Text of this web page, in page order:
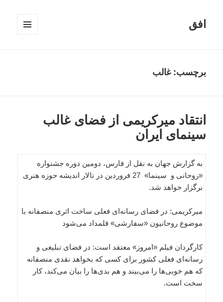
افق
برچسب:غالب
انتقاد میرکریمی از فضای غالب
سینمای ایران
به گزارش جهان به نقل از فارس، دومین دوره جشنواره
«روحانی و سینما» 27 فروردین در تالار اندیشه حوزه هنری
برگزار خواهد شد.
میرکریمی: در فضای رسانه‌ای فعلی ساخت اثری منصفانه با
موضوع روحانیون «سفارشی» قلمداد می‌شود
کارگردان فیلم «امروز» معتقد است: در فضای تبلیغی و
رسانه‌ای فعلی کشور برای کسی که بخواهد نقدی منصفانه
که هم خوبی‌ها را می‌بیند و هم بدی‌ها را بیان می‌کند، کار
سخت است.